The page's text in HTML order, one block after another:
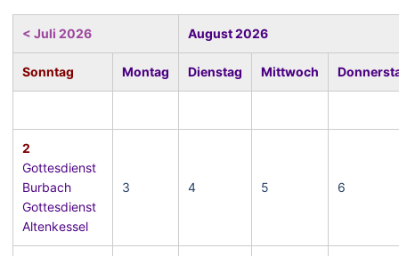
< Juli 2026 August 2026
Sonntag Montag Dienstag Mittwoch
2
Gottesdienst
Burbach
Gottesdienst
Altenkessel
3 4 5 6